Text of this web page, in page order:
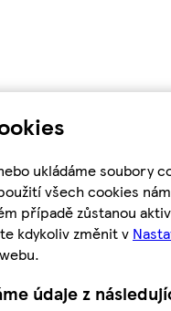
ukládáme soubory
všech cookies
případě zůstanou
kdykoliv změnit v
údaje z